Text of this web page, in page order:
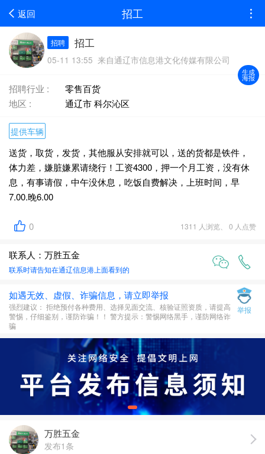
生成
海报
返回 招工
招聘 招工
05-11 13:55 来自通辽市信息港文化传媒有限公司
招聘行业 :
零售百货
地区 :
通辽市 科尔沁区
提供车辆
送货，取货，发货，其他服从安排就可以，送的货都是铁件，
体力差，嫌脏嫌累请绕行！工资4300，押一个月工资，没有休
息，有事请假，中午没休息，吃饭自费解决，上班时间，早
7.00.晚6.00
0 1311 人浏览、 0 人点赞
联系人：万胜五金
联系时请告知在通辽信息港 上面看到的
如遇无效、虚假、诈骗信息，请立即举报
强烈建议： 拒绝预付各种费用、选择见面交流、核验证照资质，请提高
警惕，仔细鉴别，谨防诈骗！！ 警方提示：警惕网络黑手，谨防网络诈
骗
举报
万胜五金
发布1条